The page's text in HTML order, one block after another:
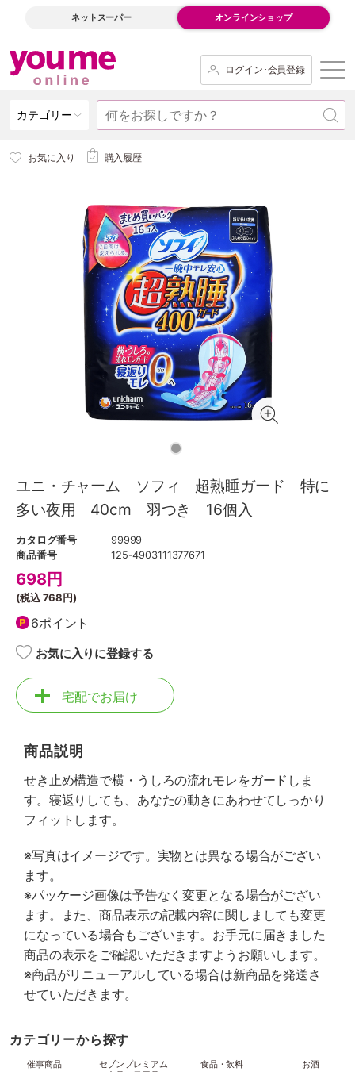
ネットスーパー オンラインショップ
ログイン･会員登録
カテゴリー
お気に入り 購入履歴
ユニ・チャーム ソフィ 超熟睡ガード 特に
多い夜用 40cm 羽つき 16個入
カタログ番号
99999
商品番号
125-4903111377671
698円
(税込768円)
6ポイント
お気に入りに登録する
宅配でお届け
商品説明
せき止め構造で横・うしろの流れモレをガードしま
す。寝返りしても、あなたの動きにあわせてしっかり
フィットします。
※写真はイメージです。実物とは異なる場合がござい
ます。
※パッケージ画像は予告なく変更となる場合がござい
ます。また、商品表示の記載内容に関しましても変更
になっている場合もございます。お手元に届きました
商品の表示をご確認いただきますようお願いします。
※商品がリニューアルしている場合は新商品を発送さ
せていただきます。
カテゴリーから探す
催事商品
セブンプレミアム
食品・飲料 お酒